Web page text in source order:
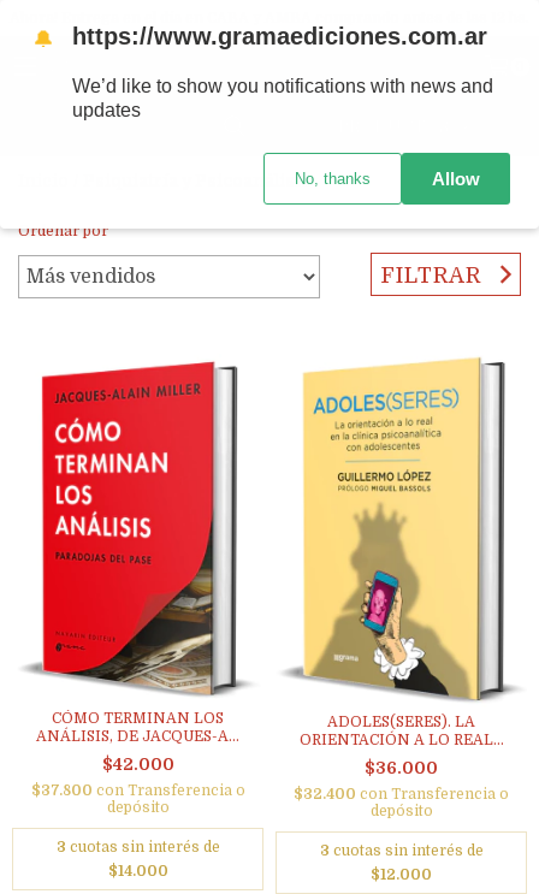
Psiquiatría y Psicoanálisis
Ordenar por
FILTRAR
CÓMO TERMINAN LOS
ANÁLISIS, DE JACQUES-A...
$42.000
$37.800 con Transferencia o
depósito
3 cuotas sin interés de
$14.000
ADOLES(SERES). LA
ORIENTACIÓN A LO REAL...
$36.000
$32.400 con Transferencia o
depósito
3 cuotas sin interés de
$12.000
🔔 https://www.gramaediciones.com.ar
We’d like to show you notifications with news and
updates
No, thanks Allow